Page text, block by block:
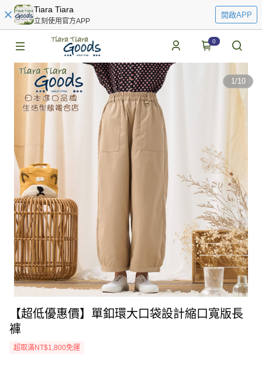
Tiara Tiara
立刻使用官方APP
開啟APP
0
1/10
【超低優惠價】單釦環大口袋設計縮口寬版長
褲
超取滿NT$1,800免運